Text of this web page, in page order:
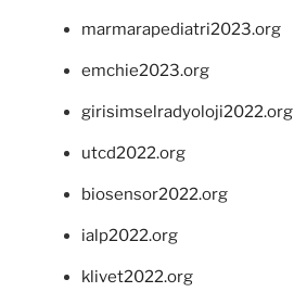
marmarapediatri2023.org
emchie2023.org
girisimselradyoloji2022.org
utcd2022.org
biosensor2022.org
ialp2022.org
klivet2022.org